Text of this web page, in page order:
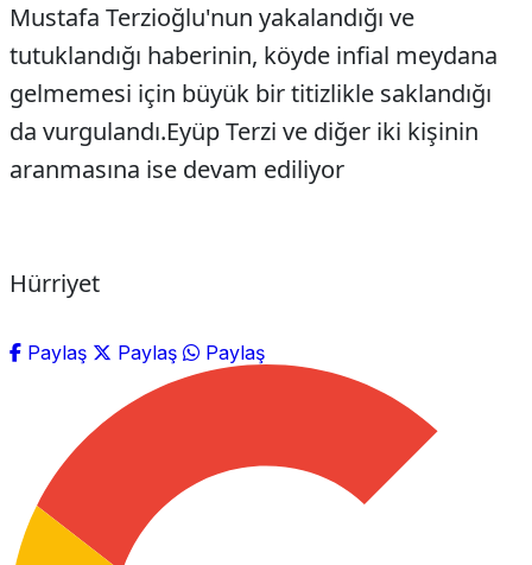
Mustafa Terzioğlu'nun yakalandığı ve
tutuklandığı haberinin, köyde infial meydana
gelmemesi için büyük bir titizlikle saklandığı
da vurgulandı.Eyüp Terzi ve diğer iki kişinin
aranmasına ise devam ediliyor
Hürriyet
Paylaş Paylaş Paylaş